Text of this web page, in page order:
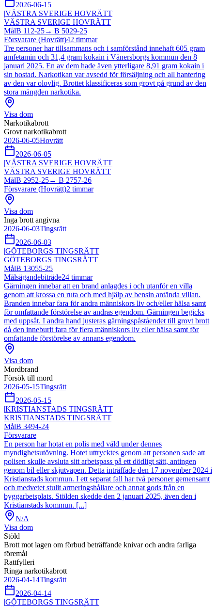
2026-06-15
|VÄSTRA SVERIGE HOVRÄTT
VÄSTRA SVERIGE HOVRÄTT
MålB 112-25→ B 5029-25
Försvarare (Hovrätt)42 timmar
Tre personer har tillsammans och i samförstånd innehaft 605 gram
amfetamin och 31,4 gram kokain i Vänersborgs kommun den 8
januari 2025. En av dem hade även ytterligare 8,91 gram kokain i
sin bostad. Narkotikan var avsedd för försäljning och all hantering
av den var olovlig. Brottet klassificeras som grovt på grund av den
stora mängden narkotika.
Visa dom
Narkotikabrott
Grovt narkotikabrott
2026-06-05Hovrätt
2026-06-05
|VÄSTRA SVERIGE HOVRÄTT
VÄSTRA SVERIGE HOVRÄTT
MålB 2952-25→ B 2757-26
Försvarare (Hovrätt)2 timmar
Visa dom
Inga brott angivna
2026-06-03Tingsrätt
2026-06-03
|GÖTEBORGS TINGSRÄTT
GÖTEBORGS TINGSRÄTT
MålB 13055-25
Målsägandebiträde24 timmar
Gärningen innebar att en brand anlagdes i och utanför en villa
genom att krossa en ruta och med hjälp av bensin antända villan.
Branden innebar fara för andra människors liv och/eller hälsa samt
för omfattande förstörelse av andras egendom. Gärningen begicks
med uppsåt. I andra hand justeras gärningspåståendet till grovt brott
då den inneburit fara för flera människors liv eller hälsa samt för
omfattande förstörelse av annans egendom.
Visa dom
Mordbrand
Försök till mord
2026-05-15Tingsrätt
2026-05-15
|KRISTIANSTADS TINGSRÄTT
KRISTIANSTADS TINGSRÄTT
MålB 3494-24
Försvarare
En person har hotat en polis med våld under dennes
myndighetsutövning. Hotet uttrycktes genom att personen sade att
polisen skulle avsluta sitt arbetspass på ett dödligt sätt, antingen
genom bil eller skjutvapen. Detta inträffade den 17 november 2024 i
Kristianstads kommun. I ett separat fall har två personer gemensamt
och medvetet stulit armeringshållare och annat gods från en
byggarbetsplats. Stölden skedde den 2 januari 2025, även den i
Kristianstads kommun. [...]
N/A
Visa dom
Stöld
Brott mot lagen om förbud beträffande knivar och andra farliga
föremål
Rattfylleri
Ringa narkotikabrott
2026-04-14Tingsrätt
2026-04-14
|GÖTEBORGS TINGSRÄTT